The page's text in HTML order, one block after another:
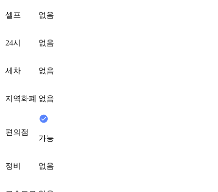
셀프 없음
24시 없음
세차 없음
지역화폐 없음
편의점
가능
정비 없음